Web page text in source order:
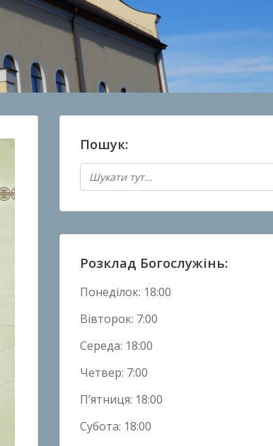
Пошук:
Розклад Богослужінь:
Понеділок: 18:00
Вівторок: 7:00
Середа: 18:00
Четвер: 7:00
П’ятниця: 18:00
Субота: 18:00